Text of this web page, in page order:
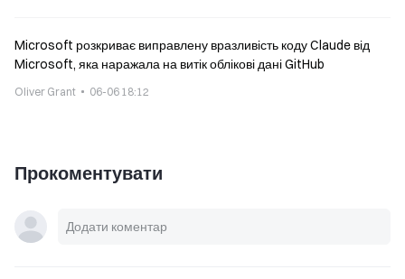
Microsoft розкриває виправлену вразливість коду Claude від
Microsoft, яка наражала на витік облікові дані GitHub
Oliver Grant 06-06 18:12
Прокоментувати